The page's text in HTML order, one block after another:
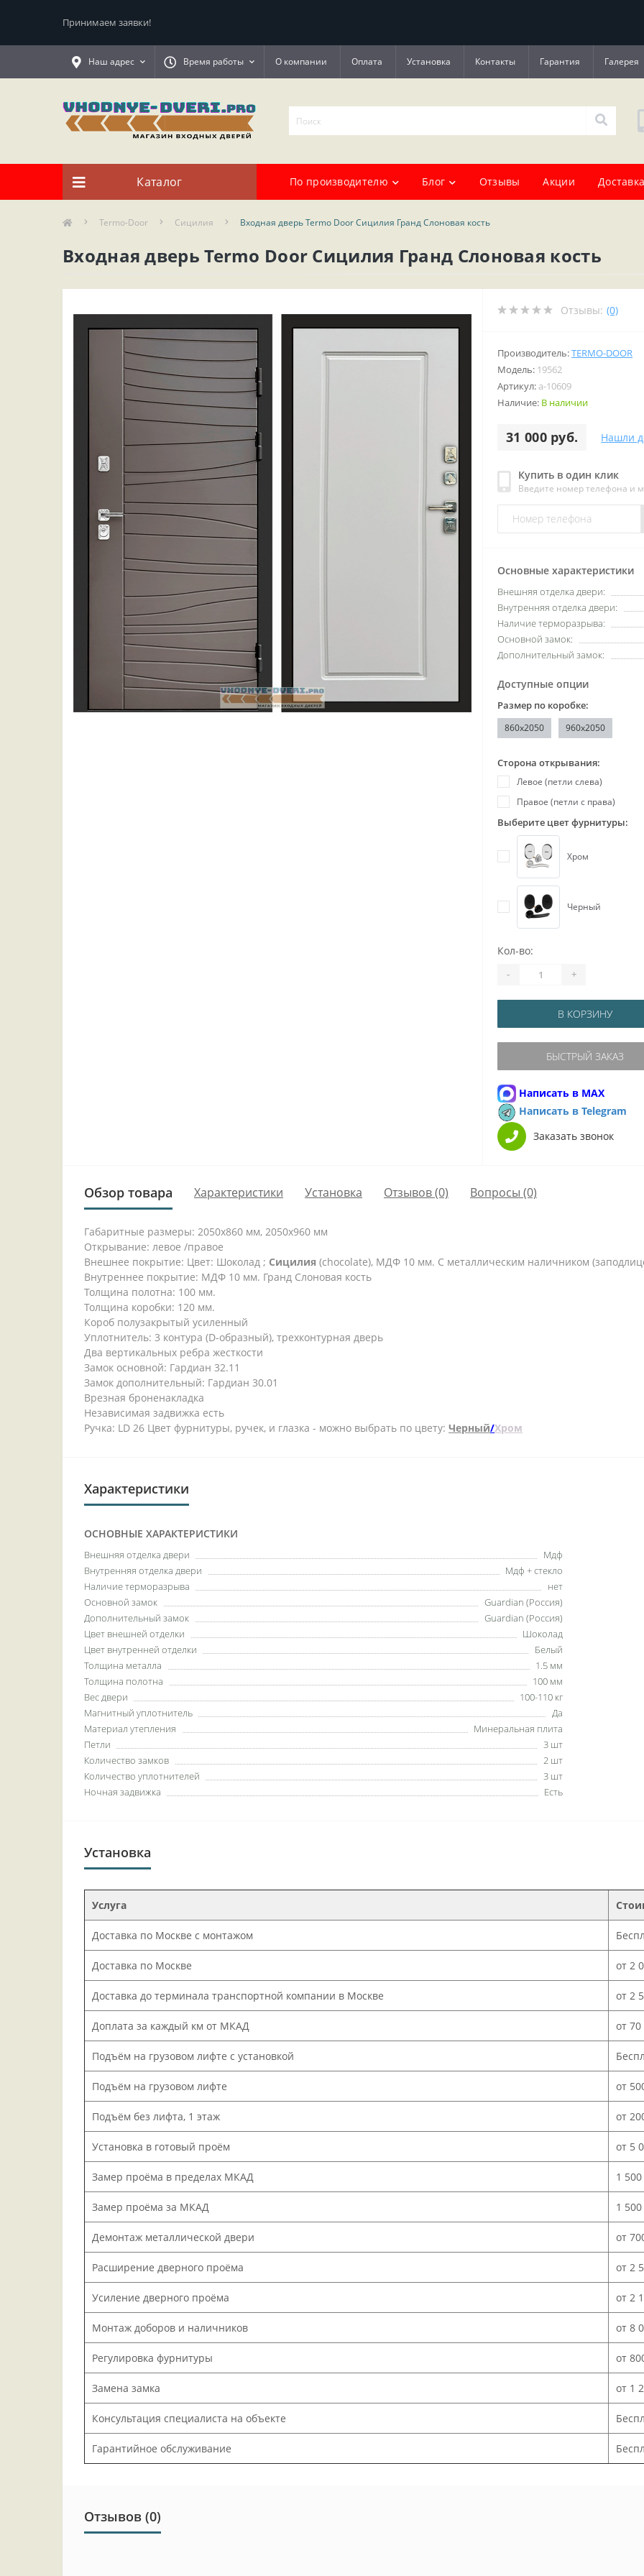
Принимаем заявки!
Наш адрес Время работы О компании Оплата Установка Контакты Гарантия Галерея
Каталог По производителю Блог Отзывы Акции
Termo-Door Сицилия Входная дверь Termo Door Сицилия Гранд Слоновая кость
Входная дверь Termo Door Сицилия Гранд Слоновая кость
Отзывы: (0)
Производитель:TERMO-DOOR
Модель: 19562
Артикул: a-10609
Наличие: В наличии
31 000 руб. Нашли
Купить в один клик
Введите номер телефона и
Основные характеристики
Внешняя отделка двери:
Внутренняя отделка двери:
Наличие терморазрыва:
Основной замок:
Дополнительный замок:
Доступные опции
Размер по коробке:
860х2050 960x2050
Сторона открывания:
Левое (петли слева)
Правое (петли с права)
Выберите цвет фурнитуры:
Хром
Черный
Кол-во:
- +
В КОРЗИНУ
БЫСТРЫЙ ЗАКАЗ
Написать в MAX
Написать в Telegram
Заказать звонок
Обзор товара Характеристики Установка Отзывов (0) Вопросы (0)
Габаритные размеры: 2050x860 мм, 2050x960 мм
Открывание: левое /правое
Внешнее покрытие: Цвет: Шоколад ; Сицилия (chocolate), МДФ 10 мм. С металлическим наличником
Внутреннее покрытие: МДФ 10 мм. Гранд Слоновая кость
Толщина полотна: 100 мм.
Толщина коробки: 120 мм.
Короб полузакрытый усиленный
Уплотнитель: 3 контура (D-образный), трехконтурная дверь
Два вертикальных ребра жесткости
Замок основной: Гардиан 32.11
Замок дополнительный: Гардиан 30.01
Врезная броненакладка
Независимая задвижка есть
Ручка: LD 26 Цвет фурнитуры, ручек, и глазка - можно выбрать по цвету: Черный/Хром
Характеристики
ОСНОВНЫЕ ХАРАКТЕРИСТИКИ
Внешняя отделка двери
Мдф
Внутренняя отделка двери
Мдф + стекло
Наличие терморазрыва
нет
Основной замок
Guardian (Россия)
Дополнительный замок
Guardian (Россия)
Цвет внешней отделки
Шоколад
Цвет внутренней отделки
Белый
Толщина металла
1.5 мм
Толщина полотна
100 мм
Вес двери
100-110 кг
Магнитный уплотнитель
Да
Материал утепления
Минеральная плита
Петли
3 шт
Количество замков
2 шт
Количество уплотнителей
3 шт
Ночная задвижка
Есть
Установка
Услуга
Доставка по Москве с монтажом
Доставка по Москве от 2
Доставка до терминала транспортной компании в Москве от 2
Доплата за каждый км от МКАД от
Подъём на грузовом лифте с установкой
Подъём на грузовом лифте от
Подъём без лифта, 1 этаж от
Установка в готовый проём от 5
Замер проёма в пределах МКАД 1
Замер проёма за МКАД 1
Демонтаж металлической двери от
Расширение дверного проёма от 2
Усиление дверного проёма от 2
Монтаж доборов и наличников от 8
Регулировка фурнитуры от
Замена замка от 1
Консультация специалиста на объекте
Гарантийное обслуживание
Отзывов (0)